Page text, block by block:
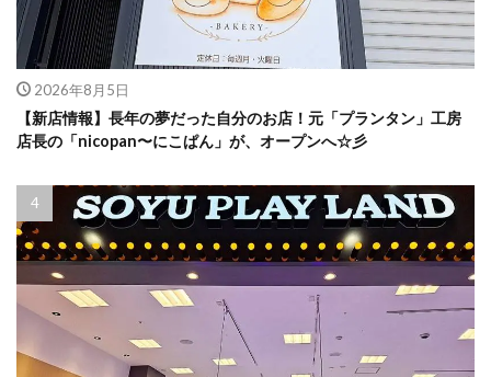
2026年8月5日
【新店情報】長年の夢だった自分のお店！元「プランタン」工房
店長の「nicopan〜にこぱん」が、オープンへ☆彡